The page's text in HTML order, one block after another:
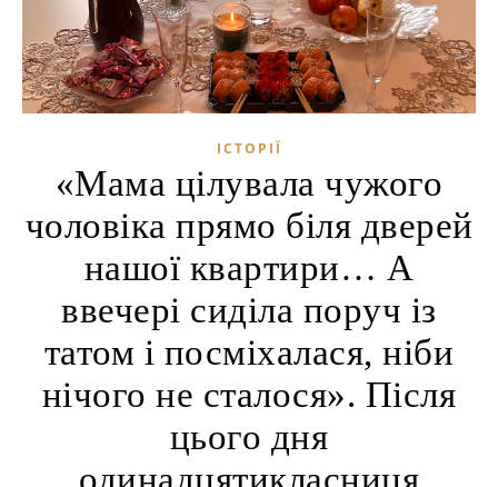
ІСТОРІЇ
«Мама цілувала чужого
чоловіка прямо біля дверей
нашої квартири… А
ввечері сиділа поруч із
татом і посміхалася, ніби
нічого не сталося». Після
цього дня